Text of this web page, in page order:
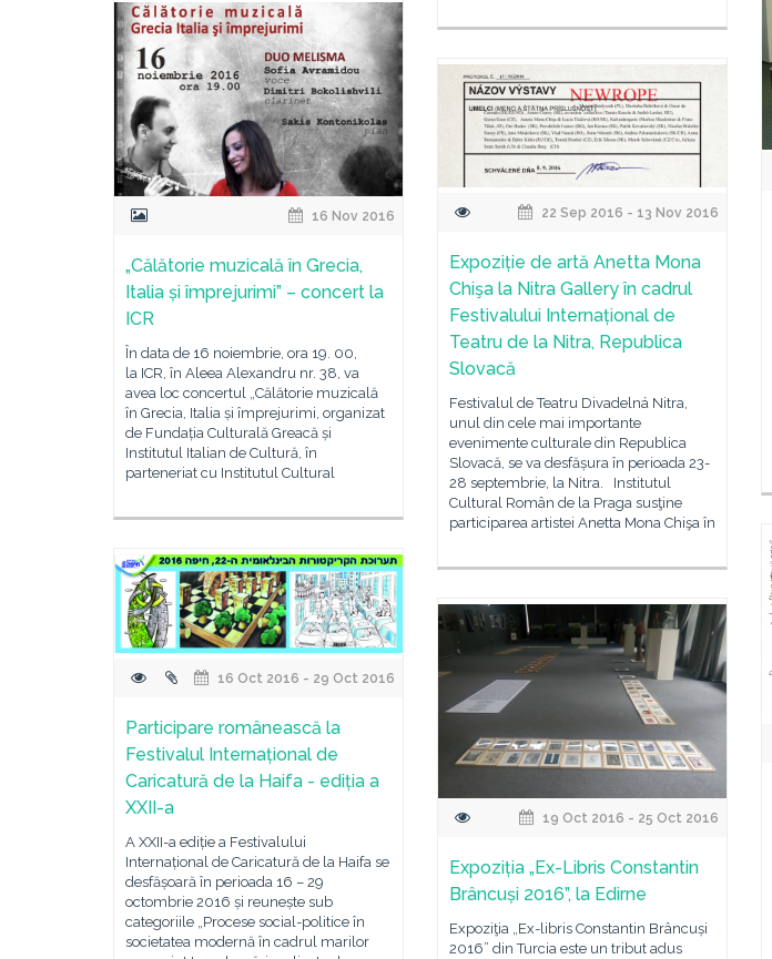
16 Nov 2016
„Călătorie muzicală în Grecia,
Italia și împrejurimi” – concert la
ICR
În data de 16 noiembrie, ora 19. 00,
la ICR, în Aleea Alexandru nr. 38, va
avea loc concertul „Călătorie muzicală
în Grecia, Italia și împrejurimi, organizat
de Fundația Culturală Greacă și
Institutul Italian de Cultură, în
parteneriat cu Institutul Cultural
22 Sep 2016 - 13 Nov 2016
Expoziție de artă Anetta Mona
Chişa la Nitra Gallery în cadrul
Festivalului Internațional de
Teatru de la Nitra, Republica
Slovacă
Festivalul de Teatru Divadelná Nitra,
unul din cele mai importante
evenimente culturale din Republica
Slovacă, se va desfășura în perioada 23-
28 septembrie, la Nitra. Institutul
Cultural Român de la Praga susţine
participarea artistei Anetta Mona Chişa în
16 Oct 2016 - 29 Oct 2016
Participare românească la
Festivalul Internațional de
Caricatură de la Haifa - ediția a
XXII-a
A XXII-a ediție a Festivalului
Internațional de Caricatură de la Haifa se
desfășoară în perioada 16 – 29
octombrie 2016 și reunește sub
categoriile „Procese social-politice în
societatea modernă în cadrul marilor
19 Oct 2016 - 25 Oct 2016
Expoziția „Ex-Libris Constantin
Brâncuși 2016”, la Edirne
Expoziţia „Ex-libris Constantin Brâncuși
2016” din Turcia este un tribut adus